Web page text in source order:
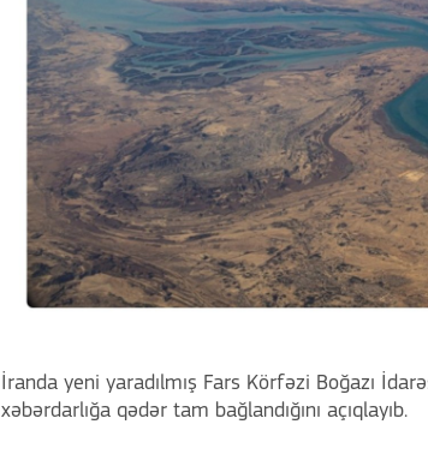
İranda yeni yaradılmış Fars Körfəzi Boğazı
xəbərdarlığa qədər tam bağlandığını açıqlayıb.